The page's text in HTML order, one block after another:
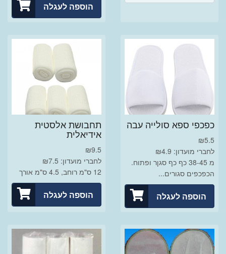
הוספה לעגלה
כפכפי ספא סולייה עבה
₪5.5
לחברי מועדון: ₪4.9
מ 38-45 כף כף סגןר ופתוח.
הכפכפים סגורים...
הוספה לעגלה
תחבושת אלסטית
אידיאלית
₪9.5
לחברי מועדון: ₪7.5
12 ס"מ רוחב, 4.5 ס"מ אורך
הוספה לעגלה